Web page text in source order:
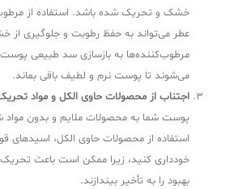
خشک و تحریک شده باشد. استفاده از
عطر می‌تواند به حفظ رطوبت و جلوگیری
مرطوب‌کننده‌ها به بازسازی سد طبیعی
می‌شوند تا پوست نرم و لطیف باقی بماند.
اجتناب از محصولات حاوی الکل و مواد
پوست شما به محصولات ملایم و بدون مواد
استفاده از محصولات حاوی الکل، اسیدهای
خودداری کنید، زیرا ممکن است باعث
بهبود را به تأخیر بیندازند.